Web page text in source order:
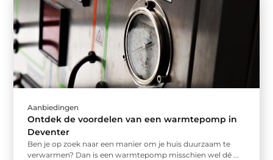
Aanbiedingen
Ontdek de voordelen van een warmtepomp in
Deventer
Ben je op zoek naar een manier om je huis duurzaam te
verwarmen? Dan is een warmtepomp misschien wel dé ...